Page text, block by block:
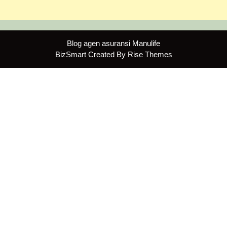
Blog agen asuransi Manulife
BizSmart Created By Rise Themes